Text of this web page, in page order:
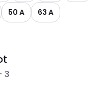
50 A 63 A
3